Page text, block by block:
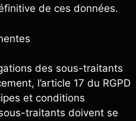
de ces données.
des sous-traitants
l’article 17 du RGPD
et conditions
traitants doivent se